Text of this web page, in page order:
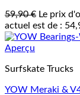
59,90€ Le prix
actuel est de :
Aperçu
Surfskate Trucks
YOW Meraki &